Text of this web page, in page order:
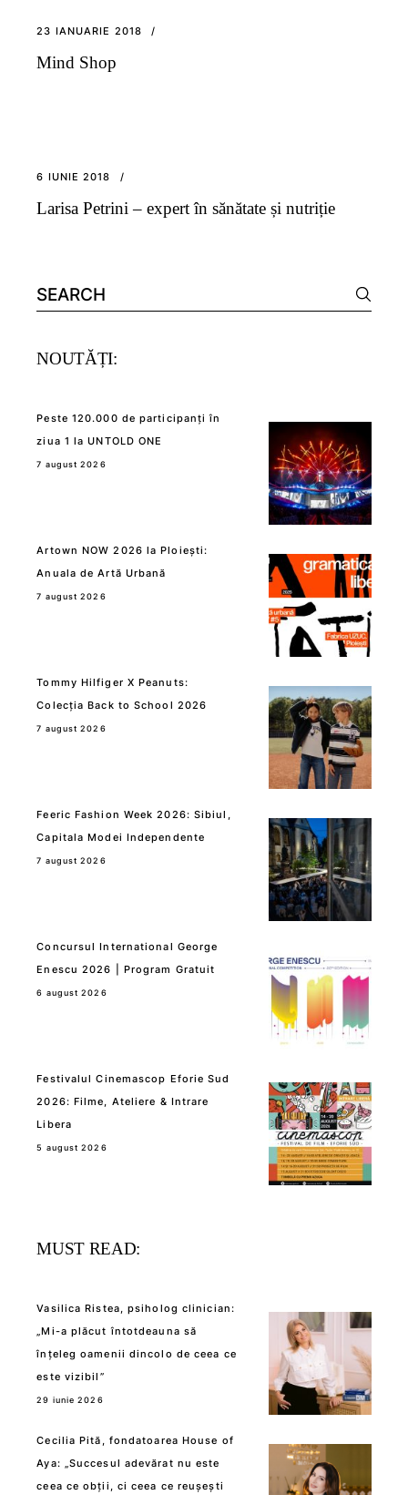
23 IANUARIE 2018
Mind Shop
6 IUNIE 2018
Larisa Petrini – expert în sănătate și nutriție
Search
for:
NOUTĂȚI:
Peste 120.000 de participanți în
ziua 1 la UNTOLD ONE
7 august 2026
Artown NOW 2026 la Ploiești:
Anuala de Artă Urbană
7 august 2026
Tommy Hilfiger X Peanuts:
Colecția Back to School 2026
7 august 2026
Feeric Fashion Week 2026: Sibiul,
Capitala Modei Independente
7 august 2026
Concursul International George
Enescu 2026 | Program Gratuit
6 august 2026
Festivalul Cinemascop Eforie Sud
2026: Filme, Ateliere & Intrare
Libera
5 august 2026
MUST READ:
Vasilica Ristea, psiholog clinician:
„Mi-a plăcut întotdeauna să
înțeleg oamenii dincolo de ceea ce
este vizibil”
29 iunie 2026
Cecilia Pită, fondatoarea House of
Aya: „Succesul adevărat nu este
ceea ce obții, ci ceea ce reușești